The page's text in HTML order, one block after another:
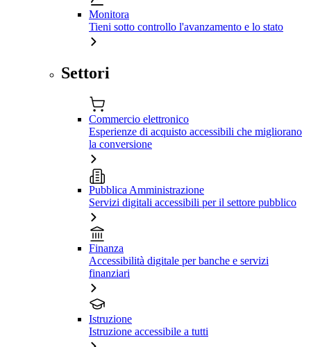
Monitora
Tieni sotto controllo l'avanzamento e lo stato
Settori
Commercio elettronico
Esperienze di acquisto accessibili che migliorano
la conversione
Pubblica Amministrazione
Servizi digitali accessibili per il settore pubblico
Finanza
Accessibilità digitale per banche e servizi
finanziari
Istruzione
Istruzione accessibile a tutti